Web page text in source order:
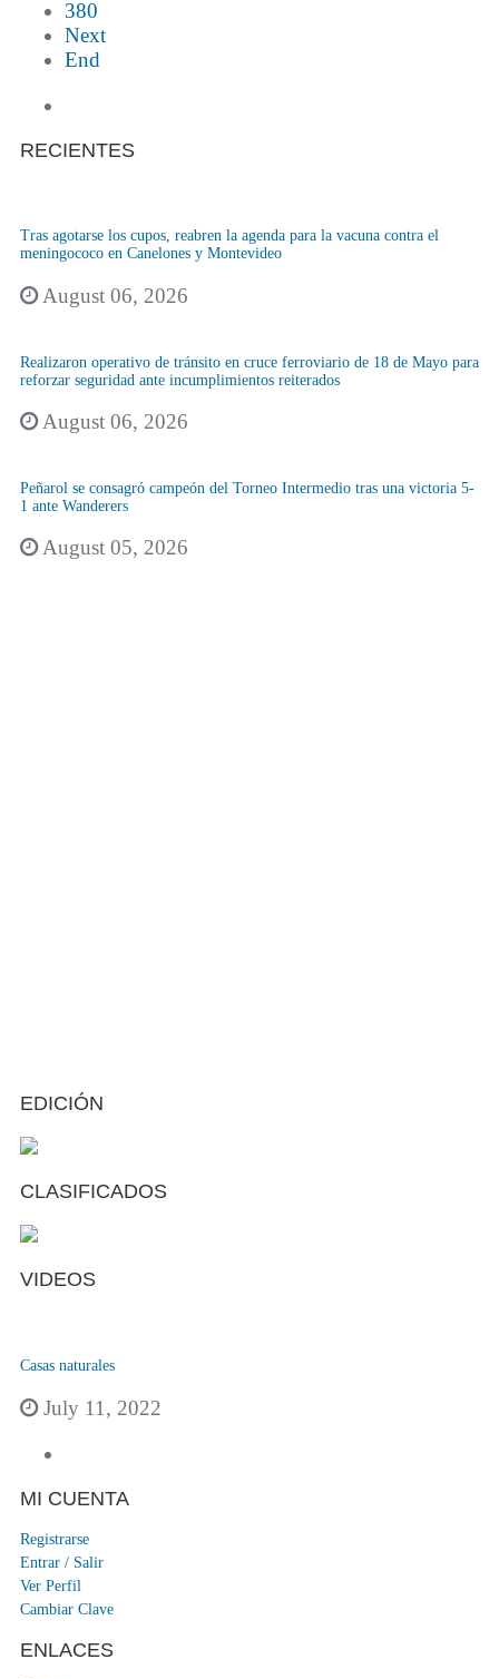
380
Next
End
RECIENTES
Tras agotarse los cupos, reabren la agenda para la vacuna contra el
meningococo en Canelones y Montevideo
August 06, 2026
Realizaron operativo de tránsito en cruce ferroviario de 18 de Mayo para
reforzar seguridad ante incumplimientos reiterados
August 06, 2026
Peñarol se consagró campeón del Torneo Intermedio tras una victoria 5-
1 ante Wanderers
August 05, 2026
EDICIÓN
CLASIFICADOS
VIDEOS
Casas naturales
July 11, 2022
MI CUENTA
Registrarse
Entrar / Salir
Ver Perfil
Cambiar Clave
ENLACES